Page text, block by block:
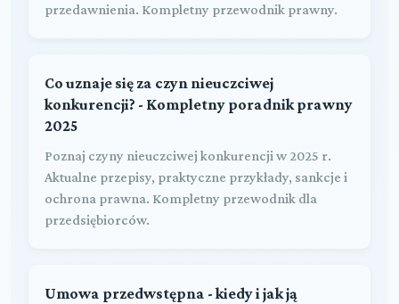
przedawnienia. Kompletny przewodnik prawny.
Co uznaje się za czyn nieuczciwej
konkurencji? - Kompletny poradnik prawny
2025
Poznaj czyny nieuczciwej konkurencji w 2025 r.
Aktualne przepisy, praktyczne przykłady, sankcje i
ochrona prawna. Kompletny przewodnik dla
przedsiębiorców.
Umowa przedwstępna - kiedy i jak ją